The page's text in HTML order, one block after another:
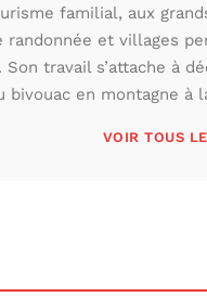
familial, aux
et villages
travail s’attache à
bivouac en montagne à
VOIR TOUS